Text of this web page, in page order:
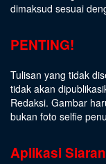
dimaksud sesuai
PENTING!
Tulisan yang tidak
tidak akan
Redaksi. Gambar
bukan foto selfie
Aplikasi